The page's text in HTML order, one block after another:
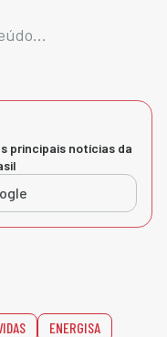
principais notícias da
ENERGISA